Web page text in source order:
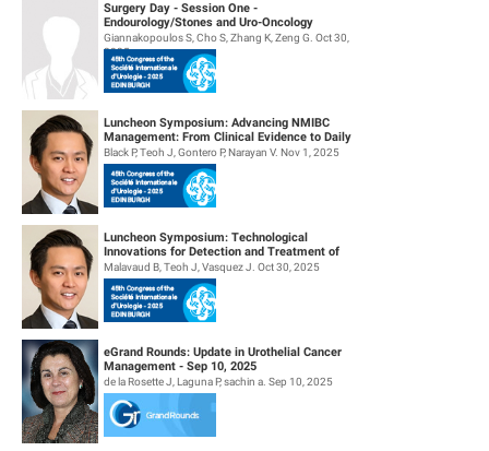
Surgery Day - Session One -
Endourology/Stones and Uro-Oncology
Giannakopoulos S, Cho S, Zhang K, Zeng G. Oct 30,
2025
Luncheon Symposium: Advancing NMIBC
Management: From Clinical Evidence to Daily
Practice
Black P, Teoh J, Gontero P, Narayan V. Nov 1, 2025
Luncheon Symposium: Technological
Innovations for Detection and Treatment of
NMIBC
Malavaud B, Teoh J, Vasquez J. Oct 30, 2025
eGrand Rounds: Update in Urothelial Cancer
Management - Sep 10, 2025
de la Rosette J, Laguna P, sachin a. Sep 10, 2025